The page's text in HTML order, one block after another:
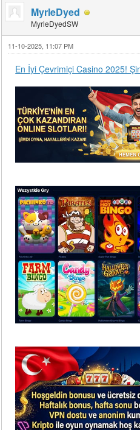
MyrleDyed
MyrleDyedSW
11-10-2025, 11:07 PM
En İyi Çevrimiçi Casino 2025!